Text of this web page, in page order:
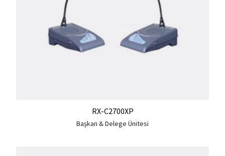
RX-C2700XP
Başkan & Delege Ünitesi